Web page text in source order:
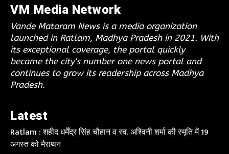
VM Media Network
Vande Mataram News is a media organization
launched in Ratlam, Madhya Pradesh in 2021. With
its exceptional coverage, the portal quickly
became the city's number one news portal and
continues to grow its readership across Madhya
Pradesh.
Latest
Ratlam : शहीद धर्मेंद्र सिंह चौहान व स्व. अश्विनी शर्मा की स्मृति में 19
अगस्त को मैराथन